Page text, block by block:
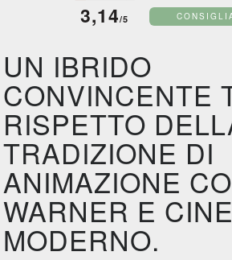
3,14/5
UN IBRIDO
CONVINCENTE
RISPETTO
TRADIZIONE DI
ANIMAZIONE
WARNER E
MODERNO.